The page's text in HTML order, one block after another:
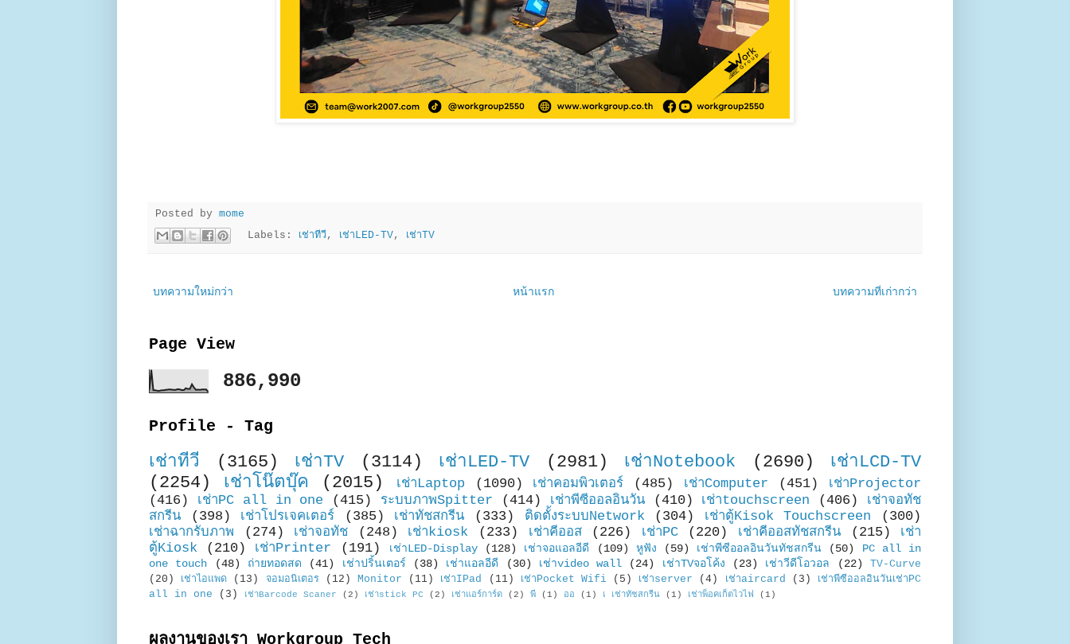
Posted by mome
Labels:
เช่าทีวี, เช่าLED-TV, เช่าTV
บทความใหม่กว่า บทความที่เก่ากว่า
หน้าแรก
Page View
886,990
Profile - Tag
เช่าทีวี (3165) เช่าTV (3114) เช่าLED-TV (2981) เช่าNotebook (2690)
เช่าLCD-TV
(2254)
เช่าโน๊ตบุ๊ค (2015) เช่าLaptop (1090) เช่าคอมพิวเตอร์ (485) เช่าComputer (451)
เช่าProjector
(416)
เช่าPC all in one (415) ระบบภาพSpitter (414) เช่าพีซีออลอินวัน (410) เช่าtouchscreen (406)
เช่าจอทัช
สกรีน
(398) เช่าโปรเจคเตอร์ (385) เช่าทัชสกรีน (333) ติดตั้งระบบNetwork (304) เช่าตู้Kisok Touchscreen
(300)
เช่าฉากรับภาพ
(274) เช่าจอทัช (248) เช่าkiosk (233) เช่าคีออส (226) เช่าPC (220) เช่าคีออสทัชสกรีน (215)
เช่า
ตู้Kiosk
(210) เช่าPrinter (191) เช่าLED-Display (128) เช่าจอแอลอีดี (109) หูฟัง (59) เช่าพีซีออลอินวันทัชสกรีน (50)
PC all in
one touch
(48) ถ่ายทอดสด (41) เช่าปริ้นเตอร์ (38) เช่าแอลอีดี (30) เช่าvideo wall (24) เช่าTVจอโค้ง (23) เช่าวีดีโอวอล (22)
TV-Curve
(20)
เช่าไอแพด (13) จอมอนิเตอร (12) Monitor (11) เช่าIPad (11) เช่าPocket Wifi (5) เช่าserver (4) เช่าaircard (3)
เช่าพีซีออลอินวันเช่าPC
all in one
(3) เช่าBarcode Scaner (2) เช่าstick PC (2) เช่าแอร์การ์ด (2) พี (1) ออ (1) เ เช่าทัชสกรีน (1) เช่าพ็อคเก็ตไวไฟ (1)
ผลงานของเรา Workgroup Tech